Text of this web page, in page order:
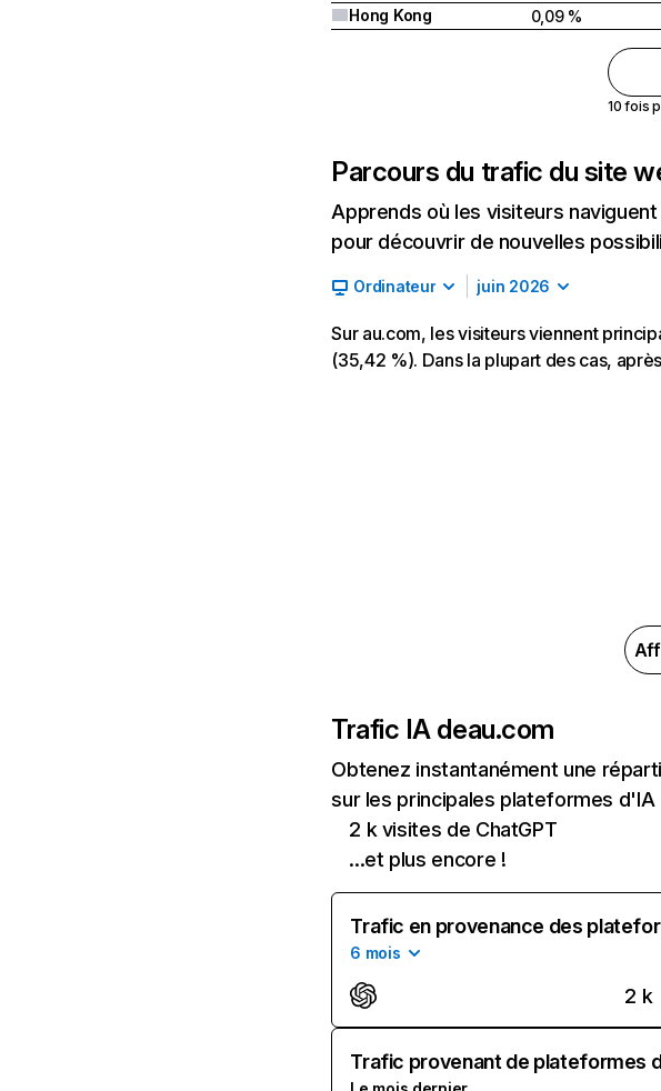
Hong Kong
0,09 %
10 fois
Parcours du trafic du site
Apprends où les visiteurs
pour découvrir de nouvelles
Ordinateur juin 2026
Sur au.com, les visiteurs viennent
(35,42 %). Dans la plupart des cas,
Trafic IA deau.com
Obtenez instantanément une
sur les principales plateformes d'IA
2 k visites de ChatGPT
...et plus encore !
Trafic en provenance des
6 mois
2 k
Trafic provenant de plateformes